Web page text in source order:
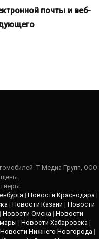
почты и веб-
Т-Медиа Групп, ООО
| Новости Краснодара |
| Новости Казани | Новости
| Новости Омска | Новости
| Новости Хабаровска |
Новости Нижнего Новгорода |